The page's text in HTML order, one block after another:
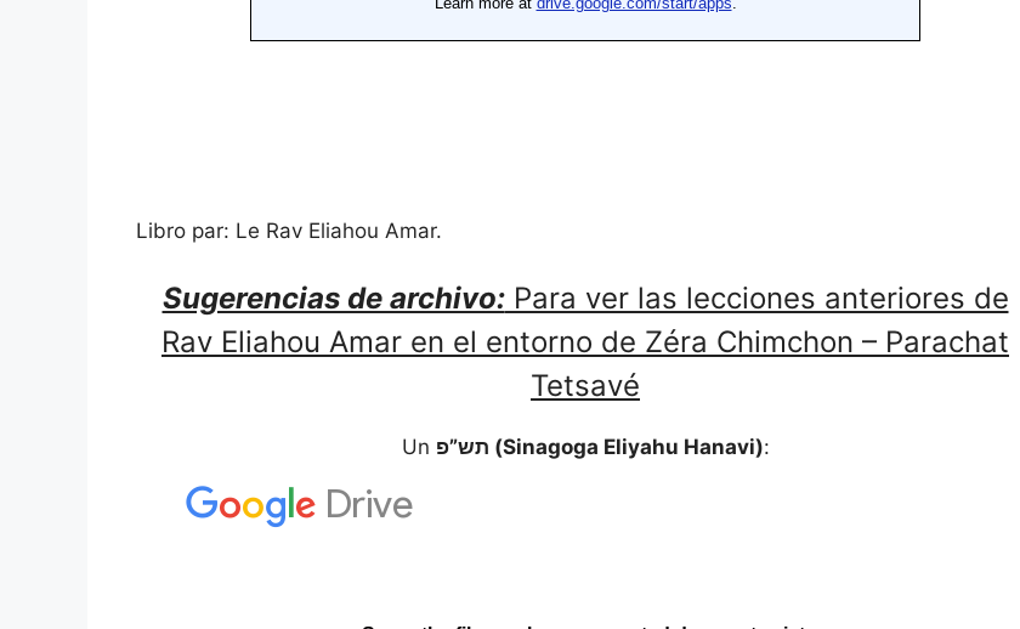
Libro par: Le Rav Eliahou Amar.
Sugerencias de archivo:Para ver las lecciones anteriores de
Rav Eliahou Amar en el entorno de Zéra Chimchon – Parachat
Tetsavé
Un תש”פ (Sinagoga Eliyahu Hanavi):